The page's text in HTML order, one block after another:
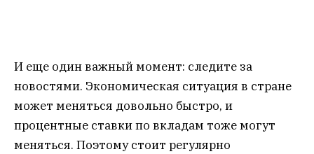
И еще один важный момент: следите за
новостями. Экономическая ситуация в стране
может меняться довольно быстро, и
процентные ставки по вкладам тоже могут
меняться. Поэтому стоит регулярно